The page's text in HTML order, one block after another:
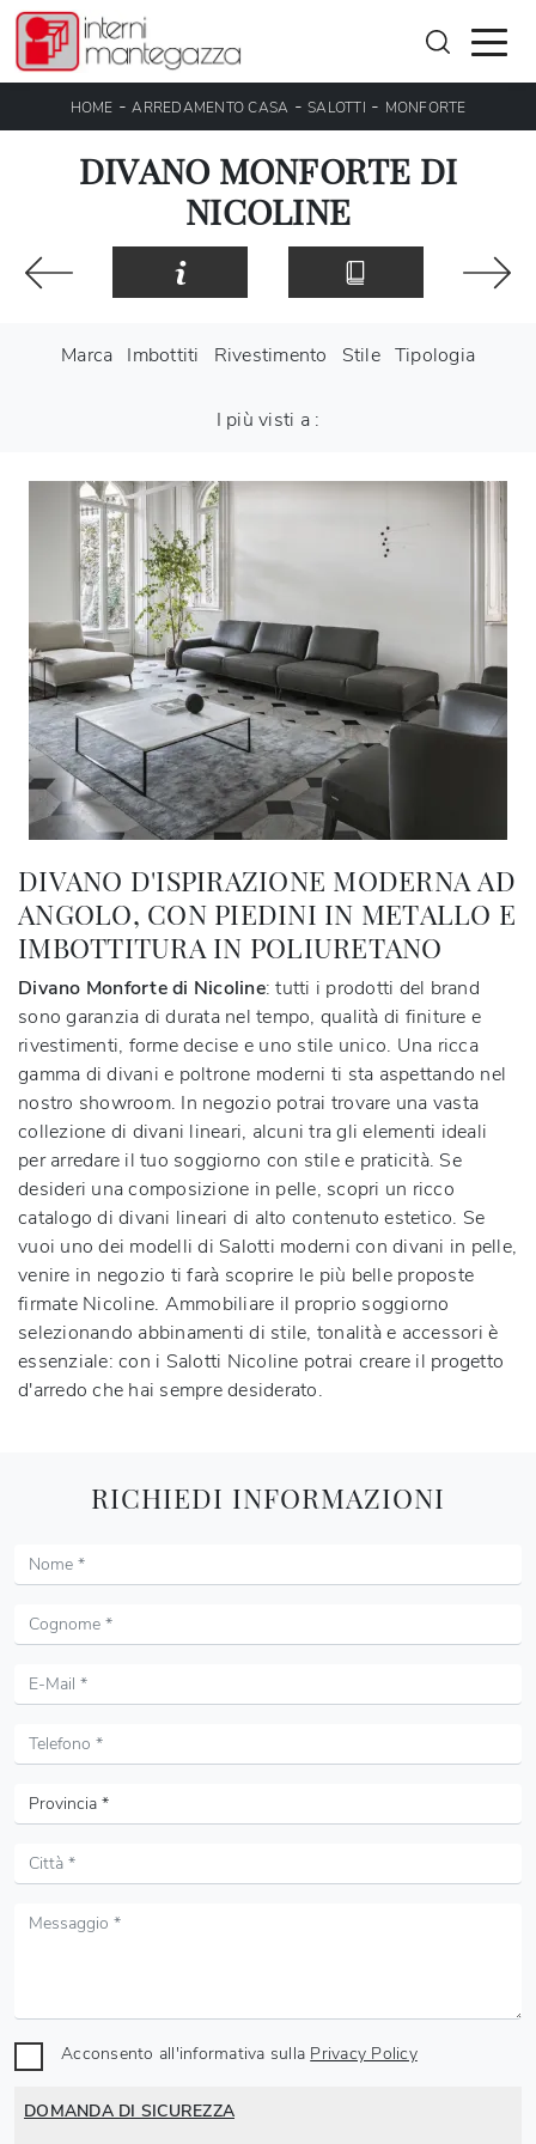
HOME -ARREDAMENTO CASA - SALOTTI - MONFORTE
DIVANO MONFORTE DI
NICOLINE
Marca Imbottiti Rivestimento Stile Tipologia
I più visti a :
DIVANO D'ISPIRAZIONE MODERNA AD
ANGOLO, CON PIEDINI IN METALLO E
IMBOTTITURA IN POLIURETANO
Divano Monforte di Nicoline: tutti i prodotti del brand
sono garanzia di durata nel tempo, qualità di finiture e
rivestimenti, forme decise e uno stile unico. Una ricca
gamma di divani e poltrone moderni ti sta aspettando nel
nostro showroom. In negozio potrai trovare una vasta
collezione di divani lineari, alcuni tra gli elementi ideali
per arredare il tuo soggiorno con stile e praticità. Se
desideri una composizione in pelle, scopri un ricco
catalogo di divani lineari di alto contenuto estetico. Se
vuoi uno dei modelli di Salotti moderni con divani in pelle,
venire in negozio ti farà scoprire le più belle proposte
firmate Nicoline. Ammobiliare il proprio soggiorno
selezionando abbinamenti di stile, tonalità e accessori è
essenziale: con i Salotti Nicoline potrai creare il progetto
d'arredo che hai sempre desiderato.
RICHIEDI INFORMAZIONI
Acconsento all'informativa sulla Privacy Policy
DOMANDA DI SICUREZZA